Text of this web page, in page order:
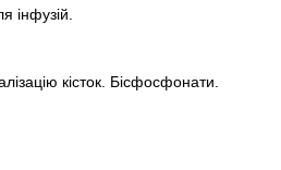
інфузій.
кісток. Бісфосфонати.